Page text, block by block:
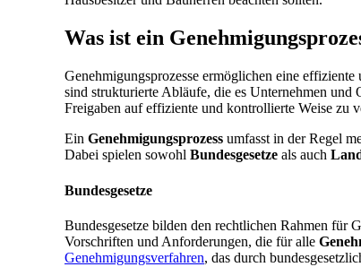
Was ist ein
Genehmigungsprozesse ermöglichen eine
sind strukturierte Abläufe, die es Unternehmen und
Freigaben auf effiziente und kontrollierte Weise zu
Ein Genehmigungsprozess umfasst in der Regel
Dabei spielen sowohl Bundesgesetze als auch
Bundesgesetze
Bundesgesetze bilden den rechtlichen Rahmen für
Vorschriften und Anforderungen, die für alle
Genehmigungsverfahren, das durch